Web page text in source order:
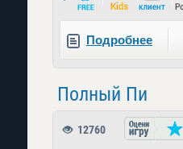
Подробнее
Полный Пи
12760